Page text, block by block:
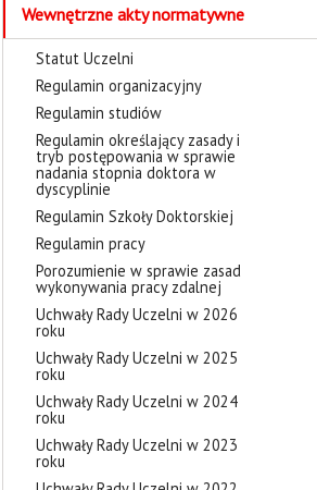
Wewnętrzne akty normatywne
Statut Uczelni
Regulamin organizacyjny
Regulamin studiów
Regulamin określający zasady i
tryb postępowania w sprawie
nadania stopnia doktora w
dyscyplinie
Regulamin Szkoły Doktorskiej
Regulamin pracy
Porozumienie w sprawie zasad
wykonywania pracy zdalnej
Uchwały Rady Uczelni w 2026
roku
Uchwały Rady Uczelni w 2025
roku
Uchwały Rady Uczelni w 2024
roku
Uchwały Rady Uczelni w 2023
roku